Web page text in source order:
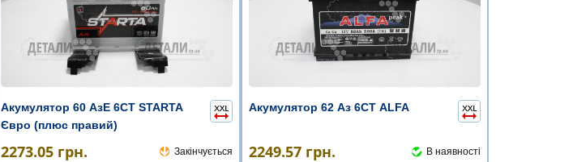
Акумулятор 60 АзЕ 6СТ STARTA
Євро (плюс правий)
2273.05 грн. Закінчується
Акумулятор 62 Аз 6СТ ALFA
2249.57 грн. В наявності